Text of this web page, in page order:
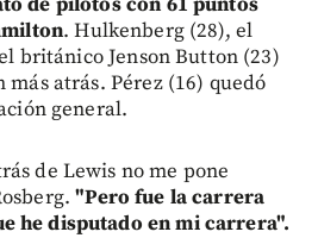
. Hulkenberg (28), el
británico Jenson Button (23)
atrás. Pérez (16) quedó
general.
de Lewis no me pone
"Pero fue la carrera
he disputado en mi carrera".